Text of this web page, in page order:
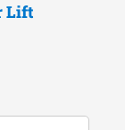
Lift